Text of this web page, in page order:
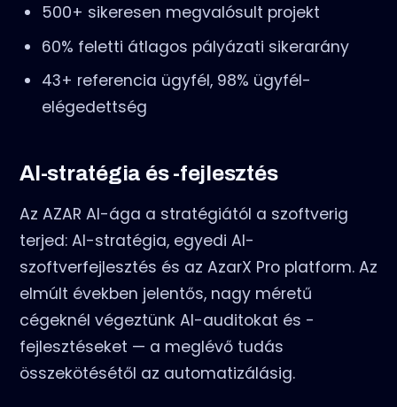
500+ sikeresen megvalósult projekt
60% feletti átlagos pályázati sikerarány
43+ referencia ügyfél, 98% ügyfél-
elégedettség
AI-stratégia és -fejlesztés
Az AZAR AI-ága a stratégiától a szoftverig
terjed: AI-stratégia, egyedi AI-
szoftverfejlesztés és az AzarX Pro platform. Az
elmúlt években jelentős, nagy méretű
cégeknél végeztünk AI-auditokat és -
fejlesztéseket — a meglévő tudás
összekötésétől az automatizálásig.